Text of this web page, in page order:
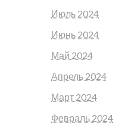
Июль 2024
Июнь 2024
Май 2024
Апрель 2024
Март 2024
Февраль 2024